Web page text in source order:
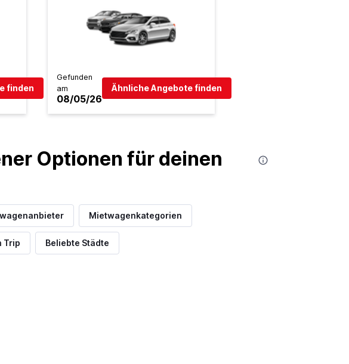
finden
Gefunden
am
08/05/26
Ähnliche Angebote finden
Optionen für deinen
Mietwagenkategorien
Trip Beliebte Städte